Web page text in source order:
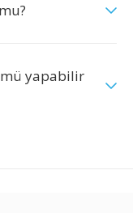
yapabilir